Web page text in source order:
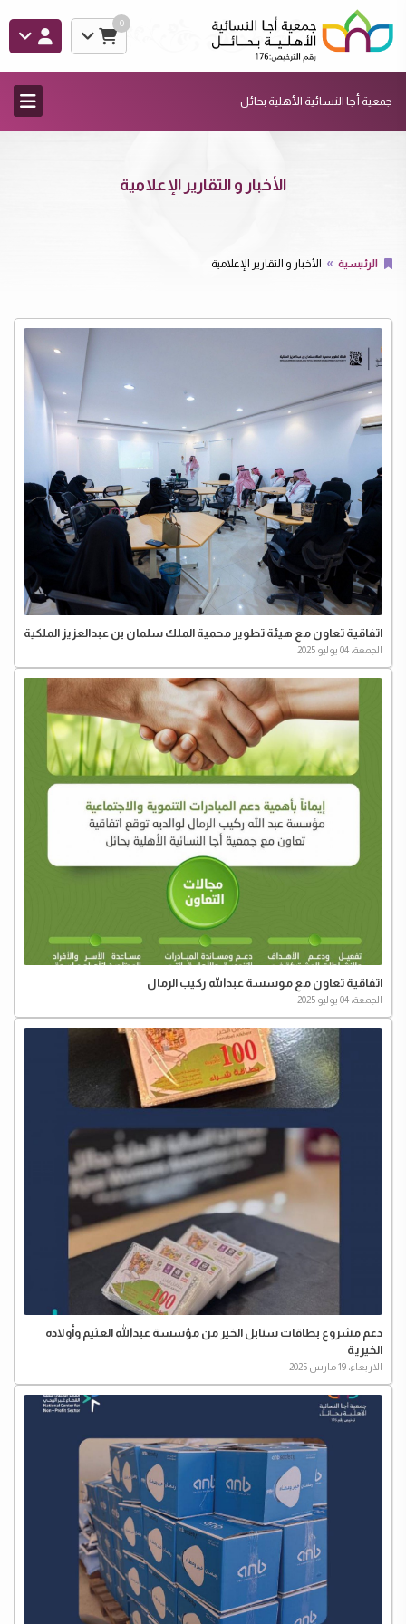
0
جمعية أجا النسائية الأهلية بحائل
الأخبار و التقارير الإعلامية
الرئيسية الأخبار و التقارير الإعلامية
اتفاقية تعاون مع هيئة تطوير محمية الملك سلمان بن عبدالعزيز الملكية
الجمعة، 04 يوليو 2025
اتفاقية تعاون مع موسسة عبدالله ركيب الرمال
الجمعة، 04 يوليو 2025
دعم مشروع بطاقات سنابل الخير من مؤسسة ⁧عبدالله العثيم وأولاده
الخيرية⁩
الاربعاء، 19 مارس 2025